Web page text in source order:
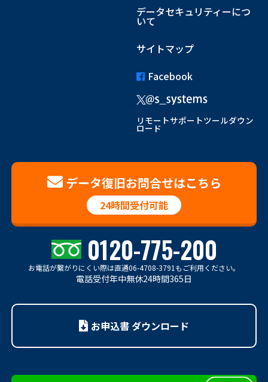
データセキュリティーにつ
いて
サイトマップ
Facebook
リモートサポートツールダウン
ロード
データ復旧お問合せはこちら
24時間受付可能
0120-775-200
お電話が繋がりにくい際は直通06-4708-3791もご利用ください。
電話受付年中無休24時間365日
お申込書 ダウンロード